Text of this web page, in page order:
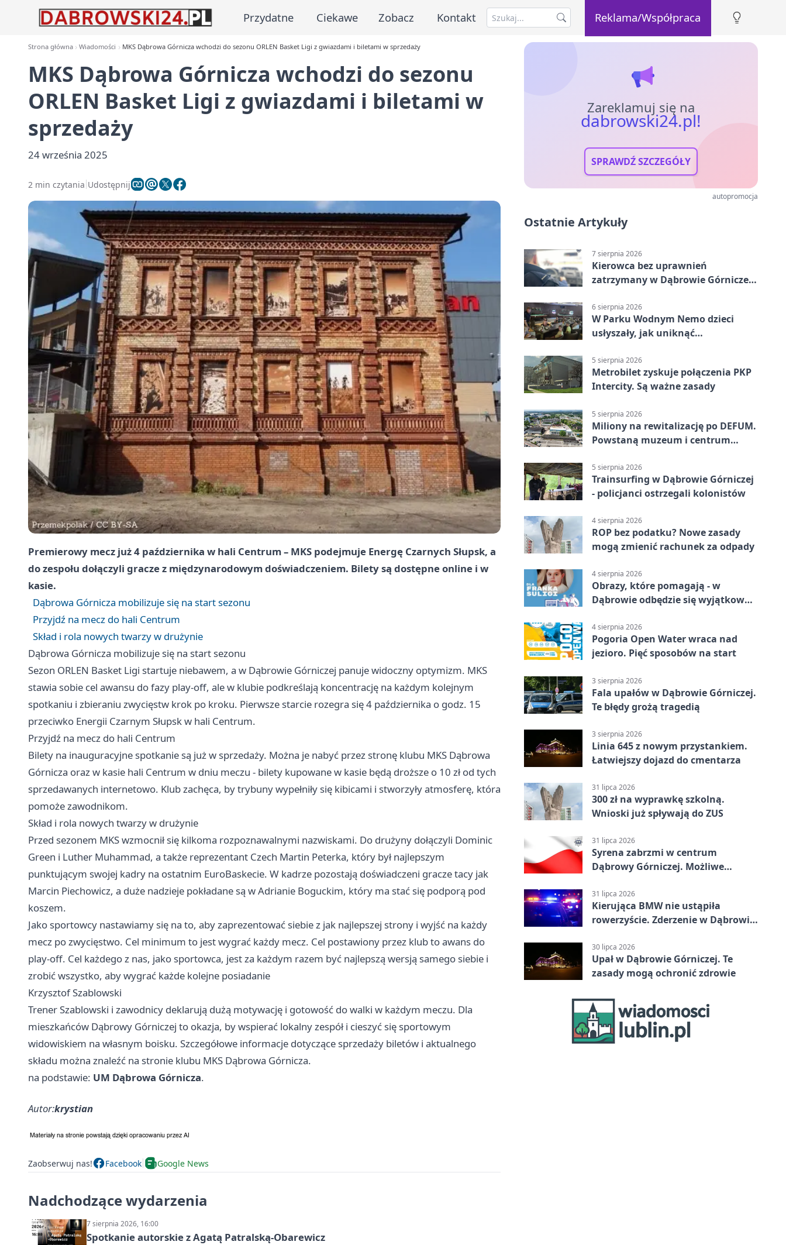
Przydatne Ciekawe Zobacz Kontakt Reklama/Współpraca
Strona główna Wiadomości MKS Dąbrowa Górnicza wchodzi do sezonu ORLEN Basket Ligi z gwiazdami i biletami w sprzedaży
MKS Dąbrowa Górnicza wchodzi do sezonu
ORLEN Basket Ligi z gwiazdami i biletami w
sprzedaży
24 września 2025
2 min czytania Udostępnij
Premierowy mecz już 4 października w hali Centrum – MKS podejmuje Energę Czarnych Słupsk, a
do zespołu dołączyli gracze z międzynarodowym doświadczeniem. Bilety są dostępne online i w
kasie.
Dąbrowa Górnicza mobilizuje się na start sezonu
Przyjdź na mecz do hali Centrum
Skład i rola nowych twarzy w drużynie
Dąbrowa Górnicza mobilizuje się na start sezonu
Sezon ORLEN Basket Ligi startuje niebawem, a w Dąbrowie Górniczej panuje widoczny optymizm. MKS
stawia sobie cel awansu do fazy play-off, ale w klubie podkreślają koncentrację na każdym kolejnym
spotkaniu i zbieraniu zwycięstw krok po kroku. Pierwsze starcie rozegra się 4 października o godz. 15
przeciwko Energii Czarnym Słupsk w hali Centrum.
Przyjdź na mecz do hali Centrum
Bilety na inauguracyjne spotkanie są już w sprzedaży. Można je nabyć przez stronę klubu MKS Dąbrowa
Górnicza oraz w kasie hali Centrum w dniu meczu - bilety kupowane w kasie będą droższe o 10 zł od tych
sprzedawanych internetowo. Klub zachęca, by trybuny wypełniły się kibicami i stworzyły atmosferę, która
pomoże zawodnikom.
Skład i rola nowych twarzy w drużynie
Przed sezonem MKS wzmocnił się kilkoma rozpoznawalnymi nazwiskami. Do drużyny dołączyli Dominic
Green i Luther Muhammad, a także reprezentant Czech Martin Peterka, który był najlepszym
punktującym swojej kadry na ostatnim EuroBaskecie. W kadrze pozostają doświadczeni gracze tacy jak
Marcin Piechowicz, a duże nadzieje pokładane są w Adrianie Boguckim, który ma stać się podporą pod
koszem.
Jako sportowcy nastawiamy się na to, aby zaprezentować siebie z jak najlepszej strony i wyjść na każdy
mecz po zwycięstwo. Cel minimum to jest wygrać każdy mecz. Cel postawiony przez klub to awans do
play-off. Cel każdego z nas, jako sportowca, jest za każdym razem być najlepszą wersją samego siebie i
zrobić wszystko, aby wygrać każde kolejne posiadanie
Krzysztof Szablowski
Trener Szablowski i zawodnicy deklarują dużą motywację i gotowość do walki w każdym meczu. Dla
mieszkańców Dąbrowy Górniczej to okazja, by wspierać lokalny zespół i cieszyć się sportowym
widowiskiem na własnym boisku. Szczegółowe informacje dotyczące sprzedaży biletów i aktualnego
składu można znaleźć na stronie klubu MKS Dąbrowa Górnicza.
na podstawie: UM Dąbrowa Górnicza.
Autor:krystian
Zaobserwuj nas! Facebook Google News
Nadchodzące wydarzenia
7 sierpnia 2026, 16:00
Spotkanie autorskie z Agatą Patralską-Obarewicz
Zareklamuj się na
dabrowski24.pl!
SPRAWDŹ SZCZEGÓŁY
autopromocja
Ostatnie Artykuły
7 sierpnia 2026
Kierowca bez uprawnień
zatrzymany w Dąbrowie Górniczej.
6 sierpnia 2026
W Parku Wodnym Nemo dzieci
usłyszały, jak uniknąć
5 sierpnia 2026
Metrobilet zyskuje połączenia PKP
Intercity. Są ważne zasady
5 sierpnia 2026
Miliony na rewitalizację po DEFUM.
Powstaną muzeum i centrum
5 sierpnia 2026
Trainsurfing w Dąbrowie Górniczej
- policjanci ostrzegali kolonistów
4 sierpnia 2026
ROP bez podatku? Nowe zasady
mogą zmienić rachunek za odpady
4 sierpnia 2026
Obrazy, które pomagają - w
Dąbrowie odbędzie się wyjątkowa
4 sierpnia 2026
Pogoria Open Water wraca nad
jezioro. Pięć sposobów na start
3 sierpnia 2026
Fala upałów w Dąbrowie Górniczej.
Te błędy grożą tragedią
3 sierpnia 2026
Linia 645 z nowym przystankiem.
Łatwiejszy dojazd do cmentarza
31 lipca 2026
300 zł na wyprawkę szkolną.
Wnioski już spływają do ZUS
31 lipca 2026
Syrena zabrzmi w centrum
Dąbrowy Górniczej. Możliwe
31 lipca 2026
Kierująca BMW nie ustąpiła
rowerzyście. Zderzenie w Dąbrowie
30 lipca 2026
Upał w Dąbrowie Górniczej. Te
zasady mogą ochronić zdrowie